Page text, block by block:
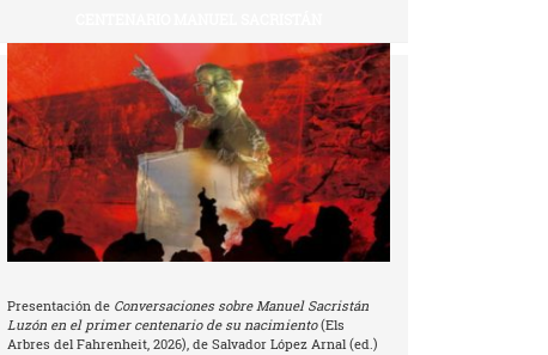
Presentación de Conversaciones sobre Manuel Sacristán
Luzón en el primer centenario de su nacimiento(Els
Arbres del Fahrenheit, 2026), de Salvador López Arnal (ed.)